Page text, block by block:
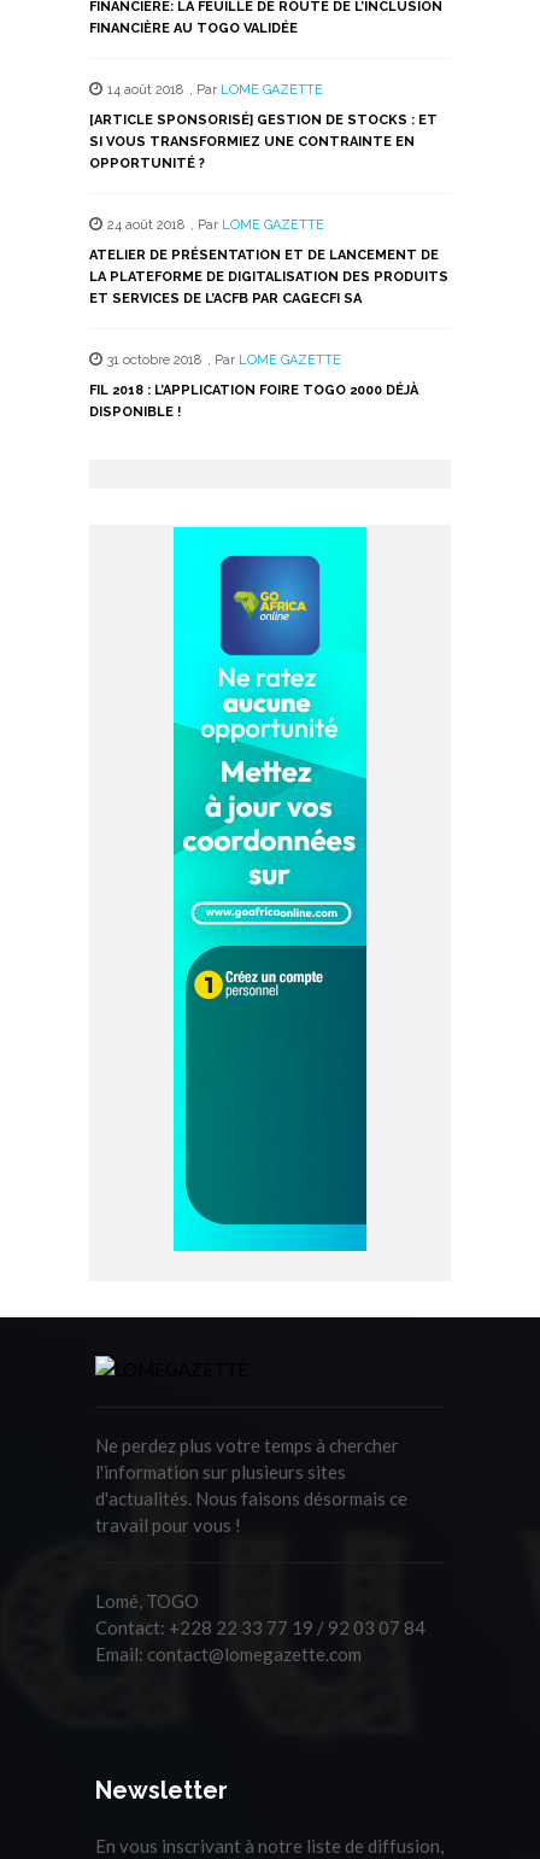
FINANCIÈRE: LA FEUILLE DE ROUTE DE L’INCLUSION
FINANCIÈRE AU TOGO VALIDÉE
14 août 2018 , Par LOME GAZETTE
[ARTICLE SPONSORISÉ] GESTION DE STOCKS : ET
SI VOUS TRANSFORMIEZ UNE CONTRAINTE EN
OPPORTUNITÉ ?
24 août 2018 , Par LOME GAZETTE
ATELIER DE PRÉSENTATION ET DE LANCEMENT DE
LA PLATEFORME DE DIGITALISATION DES PRODUITS
ET SERVICES DE L’ACFB PAR CAGECFI SA
31 octobre 2018 , Par LOME GAZETTE
FIL 2018 : L’APPLICATION FOIRE TOGO 2000 DÉJÀ
DISPONIBLE !
Ne perdez plus votre temps à chercher
l'information sur plusieurs sites
d'actualités. Nous faisons désormais ce
travail pour vous !
Lomé, TOGO
Contact: +228 22 33 77 19 / 92 03 07 84
Email: contact@lomegazette.com
Newsletter
En vous inscrivant à notre liste de diffusion,